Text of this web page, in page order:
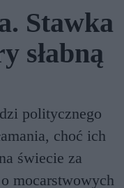
Stawka
słabną
politycznego
choć ich
świecie za
mocarstwowych